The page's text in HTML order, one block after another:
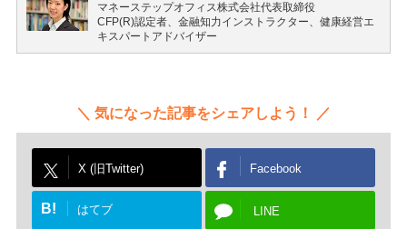
マネーステップオフィス株式会社代表取締役
CFP(R)認定者、金融知力インストラクター、健康経営エ
キスパートアドバイザー
気になった記事をシェアしよう！
X (旧Twitter) Facebook
B! はてブ LINE